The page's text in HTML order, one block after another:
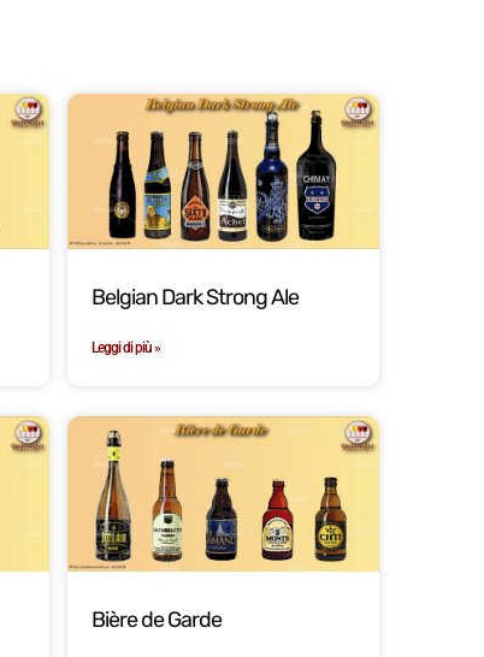
Belgian Dark Strong Ale
Leggi di più »
Bière de Garde